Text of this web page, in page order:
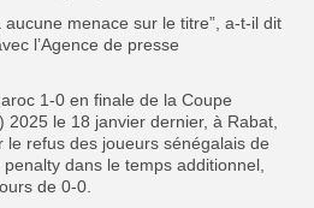
aucune menace sur le titre”, a-t-il dit
l’Agence de presse
1-0 en finale de la Coupe
2025 le 18 janvier dernier, à Rabat,
le refus des joueurs sénégalais de
penalty dans le temps additionnel,
de 0-0.